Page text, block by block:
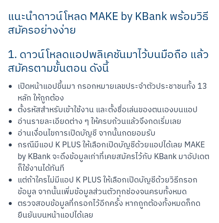
แนะนำดาวน์โหลด MAKE by KBank พร้อมวิธี
สมัครอย่างง่าย
1. ดาวน์โหลดแอปพลิเคชันมาไว้บนมือถือ แล้ว
สมัครตามขั้นตอน ดังนี้
เปิดหน้าแอปขึ้นมา กรอกหมายเลขประจำตัวประชาชนทั้ง 13
หลัก ให้ถูกต้อง
ตั้งรหัสสำหรับเข้าใช้งาน และตั้งชื่อเล่นของตนเองบนแอป
อ่านรายละเอียดต่าง ๆ ให้ครบถ้วนแล้วจึงกดเริ่มเลย
อ่านเงื่อนไขการเปิดบัญชี จากนั้นกดยอมรับ
กรณีมีแอป K PLUS ให้เลือกเปิดบัญชีด้วยแอปได้เลย MAKE
by KBank จะดึงข้อมูลเก่าที่เคยสมัครไว้กับ KBank มาอัปเดต
ก็ใช้งานได้ทันที
แต่ถ้าใครไม่มีแอป K PLUS ให้เลือกเปิดบัญชีด้วยวิธีกรอก
ข้อมูล จากนั้นเพิ่มข้อมูลส่วนตัวทุกช่องจนครบทั้งหมด
ตรวจสอบข้อมูลที่กรอกไว้อีกครั้ง หากถูกต้องทั้งหมดก็กด
ยืนยันบนหน้าแอปได้เลย